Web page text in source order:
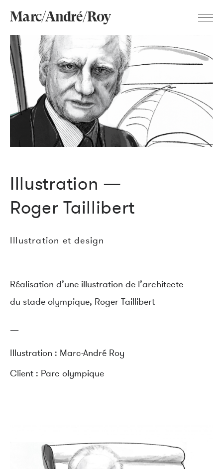
Marc/André/Roy
Illustration —
Roger Taillibert
Illustration et design
Réalisation d’une illustration de l’architecte
du stade olympique, Roger Taillibert
—
Illustration : Marc-André Roy
Client : Parc olympique